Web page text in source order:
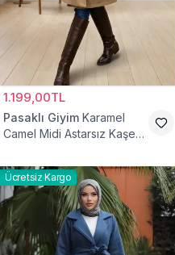
1.199,00TL
Pasaklı Giyim Karamel
Camel Midi Astarsız Kaşe
Ücretsiz Kargo